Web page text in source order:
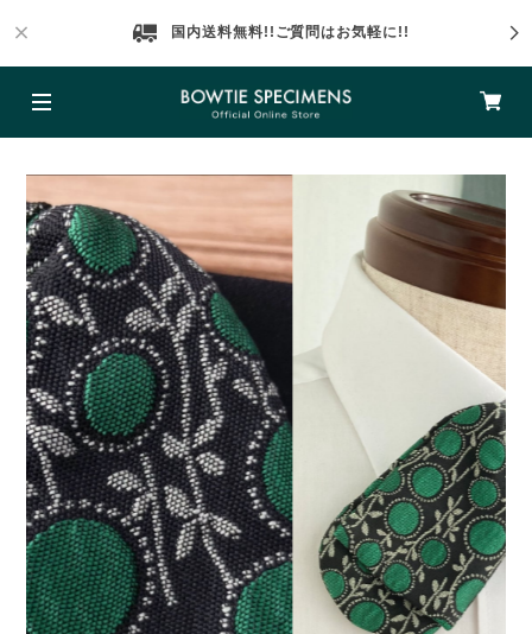
国内送料無料!!ご質問はお気軽に!!